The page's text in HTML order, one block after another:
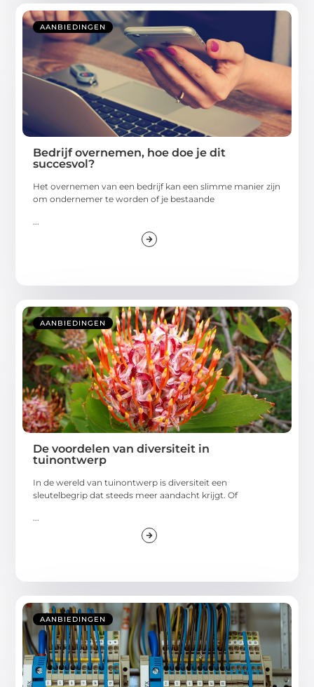
AANBIEDINGEN
Bedrijf overnemen, hoe doe je dit
succesvol?
Het overnemen van een bedrijf kan een slimme manier zijn
om ondernemer te worden of je bestaande
...
AANBIEDINGEN
De voordelen van diversiteit in
tuinontwerp
In de wereld van tuinontwerp is diversiteit een
sleutelbegrip dat steeds meer aandacht krijgt. Of
...
AANBIEDINGEN